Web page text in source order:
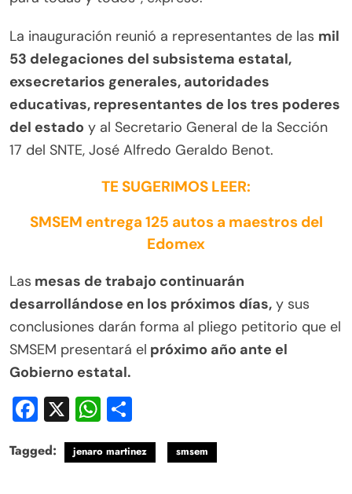
La inauguración reunió a representantes de las mil
53 delegaciones del subsistema estatal,
exsecretarios generales, autoridades
educativas, representantes de los tres poderes
del estado y al Secretario General de la Sección
17 del SNTE, José Alfredo Geraldo Benot.
TE SUGERIMOS LEER:
SMSEM entrega 125 autos a maestros del
Edomex
Las mesas de trabajo continuarán
desarrollándose en los próximos días, y sus
conclusiones darán forma al pliego petitorio que el
SMSEM presentará el próximo año ante el
Gobierno estatal.
Facebook
X WhatsApp
Tagged: jenaro martinez smsem